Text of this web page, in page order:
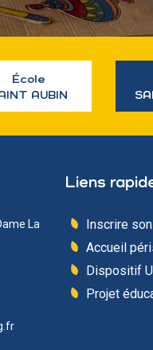
École
AUBIN
La
Liens
Inscrire
Accueil
Dispositif
Projet